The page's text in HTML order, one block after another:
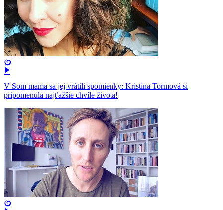
V Som mama sa jej vrátili spomienky: Kristína Tormová si
pripomenula najťažšie chvíle života!